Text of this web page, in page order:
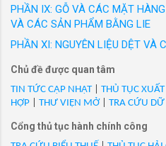
84-5). Nhãn hiệu: TRINANG,
- Mã Hs 32100091: 5303822 -
INTERLAC 665 WHITE CLB000 -
- Mã Hs 32100091: 5303823 -
INTERLAC 665 WHITE CLB000 -
- Mã Hs 32100091: 5303978 -
đưa ra thị trường
được người tiêu
loạt sản phẩm
Classic, May10
Veston và nhiều
phát triển trong
PHẦN IX: GỖ VÀ CÁC MẶT
VÀ CÁC SẢN PHẨM BẰNG LIE
PHẦN XI: NGUYÊN LIỆU DỆT VÀ
Chủ đề được quan tâm
TIN TỨC CẬP NHẬT| THỦ TỤC
HỢP
THƯ VIỆN MỞ| TRA CỨU DỮ
Cổng thủ tục hành chính công